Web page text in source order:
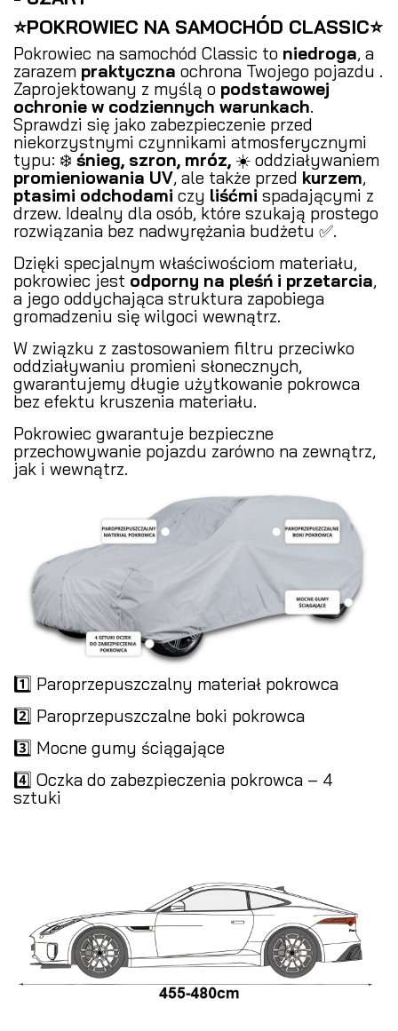
⭐POKROWIEC NA SAMOCHÓD CLASSIC⭐
Pokrowiec na samochód Classic to niedroga, a
zarazem praktyczna ochrona Twojego pojazdu .
Zaprojektowany z myślą o podstawowej
ochronie w codziennych warunkach.
Sprawdzi się jako zabezpieczenie przed
niekorzystnymi czynnikami atmosferycznymi
typu: ❄️ śnieg, szron, mróz, ☀️ oddziaływaniem
promieniowania UV, ale także przed kurzem,
ptasimi odchodami czy liśćmi spadającymi z
drzew. Idealny dla osób, które szukają prostego
rozwiązania bez nadwyrężania budżetu ✅.
Dzięki specjalnym właściwościom materiału,
pokrowiec jest odporny na pleśń i przetarcia,
a jego oddychająca struktura zapobiega
gromadzeniu się wilgoci wewnątrz.
W związku z zastosowaniem filtru przeciwko
oddziaływaniu promieni słonecznych,
gwarantujemy długie użytkowanie pokrowca
bez efektu kruszenia materiału.
Pokrowiec gwarantuje bezpieczne
przechowywanie pojazdu zarówno na zewnątrz,
jak i wewnątrz.
1️⃣ Paroprzepuszczalny materiał pokrowca
2️⃣ Paroprzepuszczalne boki pokrowca
3️⃣ Mocne gumy ściągające
4️⃣ Oczka do zabezpieczenia pokrowca – 4
sztuki